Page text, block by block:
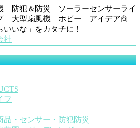
防犯＆防災 ソーラーセンサーライ
大型扇風機 ホビー アイデア商
いな」をカタチに！
フ
品・センサー・防犯防災